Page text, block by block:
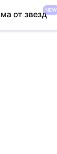
от звездNEW